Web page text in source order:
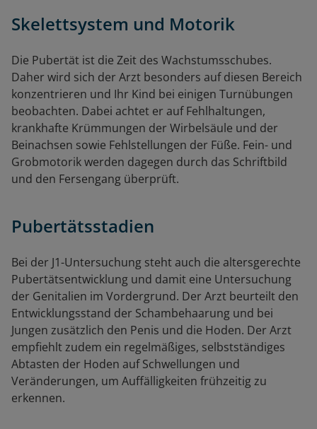
Skelettsystem und Motorik
Die Pubertät ist die Zeit des Wachstumsschubes.
Daher wird sich der Arzt besonders auf diesen Bereich
konzentrieren und Ihr Kind bei einigen Turnübungen
beobachten. Dabei achtet er auf Fehlhaltungen,
krankhafte Krümmungen der Wirbelsäule und der
Beinachsen sowie Fehlstellungen der Füße. Fein- und
Grobmotorik werden dagegen durch das Schriftbild
und den Fersengang überprüft.
Pubertätsstadien
Bei der J1-Untersuchung steht auch die altersgerechte
Pubertätsentwicklung und damit eine Untersuchung
der Genitalien im Vordergrund. Der Arzt beurteilt den
Entwicklungsstand der Schambehaarung und bei
Jungen zusätzlich den Penis und die Hoden. Der Arzt
empfiehlt zudem ein regelmäßiges, selbstständiges
Abtasten der Hoden auf Schwellungen und
Veränderungen, um Auffälligkeiten frühzeitig zu
erkennen.